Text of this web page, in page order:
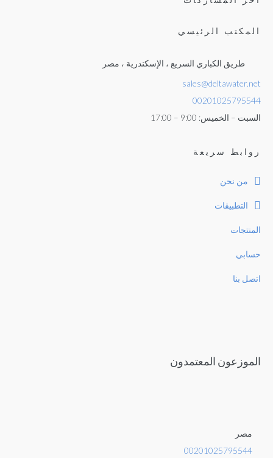
المكتب الرئيسي
طريق الكباري السريع ، الإسكندرية ، مصر
sales@deltawater.net
00201025795544
السبت – الخميس: 9:00 – 17:00
روابط سريعة
من نحن
التطبيقات
المنتجات
حسابي
اتصل بنا
الموزعون المعتمدون
مصر
00201025795544